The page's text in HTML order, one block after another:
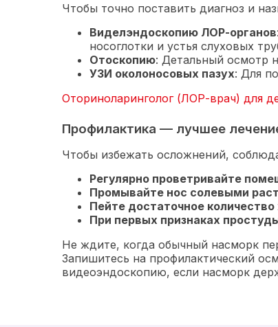
Чтобы точно поставить диагноз и
Виделэндоскопию ЛОР-органов
носоглотки и устья слуховых
Отоскопию: Детальный осмотр
УЗИ околоносовых пазух: Для
Оториноларинголог (ЛОР-врач) для
Профилактика — лучшее
Чтобы избежать осложнений,
Регулярно проветривайте
Промывайте нос солевыми
Пейте достаточное
При первых признаках
Не ждите, когда обычный насморк
Запишитесь на профилактический
видеоэндоскопию, если насморк